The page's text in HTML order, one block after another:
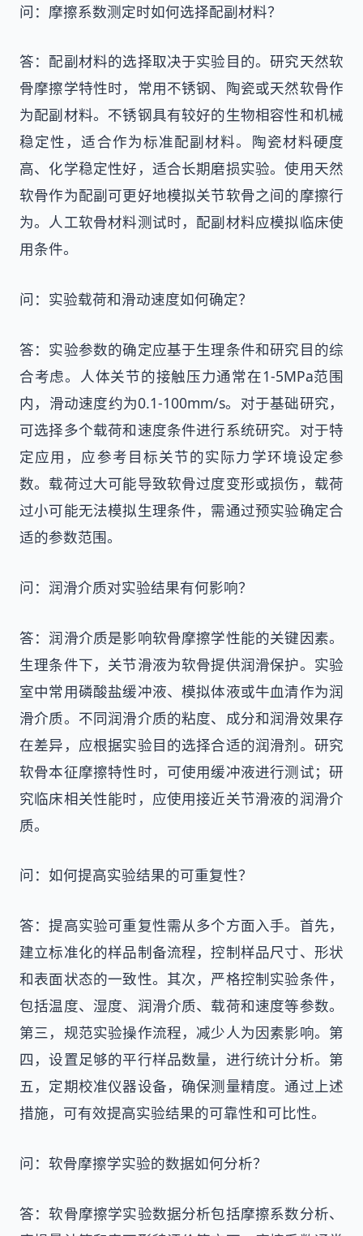
问：摩擦系数测定时如何选择配副材料？
答：配副材料的选择取决于实验目的。研究天然软
骨摩擦学特性时，常用不锈钢、陶瓷或天然软骨作
为配副材料。不锈钢具有较好的生物相容性和机械
稳定性，适合作为标准配副材料。陶瓷材料硬度
高、化学稳定性好，适合长期磨损实验。使用天然
软骨作为配副可更好地模拟关节软骨之间的摩擦行
为。人工软骨材料测试时，配副材料应模拟临床使
用条件。
问：实验载荷和滑动速度如何确定？
答：实验参数的确定应基于生理条件和研究目的综
合考虑。人体关节的接触压力通常在1-5MPa范围
内，滑动速度约为0.1-100mm/s。对于基础研究，
可选择多个载荷和速度条件进行系统研究。对于特
定应用，应参考目标关节的实际力学环境设定参
数。载荷过大可能导致软骨过度变形或损伤，载荷
过小可能无法模拟生理条件，需通过预实验确定合
适的参数范围。
问：润滑介质对实验结果有何影响？
答：润滑介质是影响软骨摩擦学性能的关键因素。
生理条件下，关节滑液为软骨提供润滑保护。实验
室中常用磷酸盐缓冲液、模拟体液或牛血清作为润
滑介质。不同润滑介质的粘度、成分和润滑效果存
在差异，应根据实验目的选择合适的润滑剂。研究
软骨本征摩擦特性时，可使用缓冲液进行测试；研
究临床相关性能时，应使用接近关节滑液的润滑介
质。
问：如何提高实验结果的可重复性？
答：提高实验可重复性需从多个方面入手。首先，
建立标准化的样品制备流程，控制样品尺寸、形状
和表面状态的一致性。其次，严格控制实验条件，
包括温度、湿度、润滑介质、载荷和速度等参数。
第三，规范实验操作流程，减少人为因素影响。第
四，设置足够的平行样品数量，进行统计分析。第
五，定期校准仪器设备，确保测量精度。通过上述
措施，可有效提高实验结果的可靠性和可比性。
问：软骨摩擦学实验的数据如何分析？
答：软骨摩擦学实验数据分析包括摩擦系数分析、